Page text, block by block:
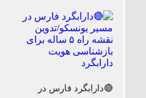
🔴دارابگرد فارس در